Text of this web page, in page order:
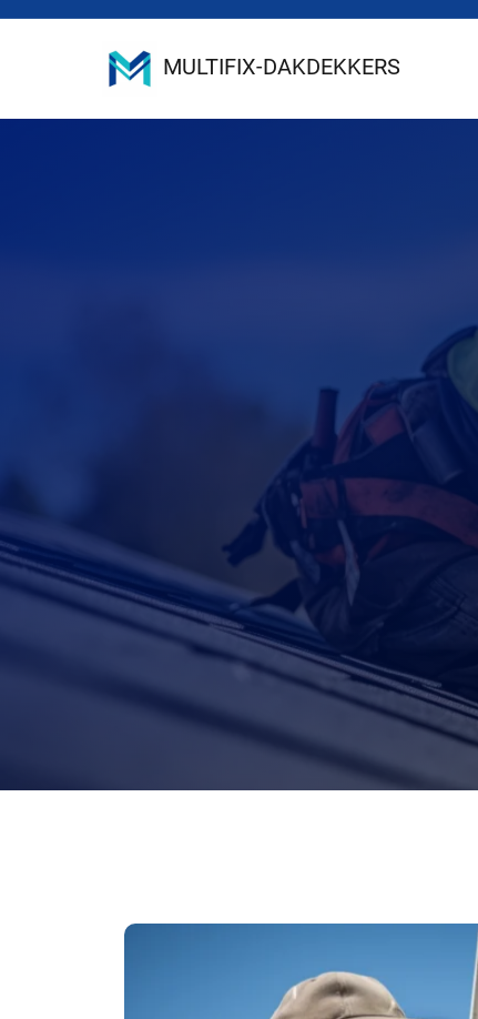
MULTIFIX-DAKDEKKERS